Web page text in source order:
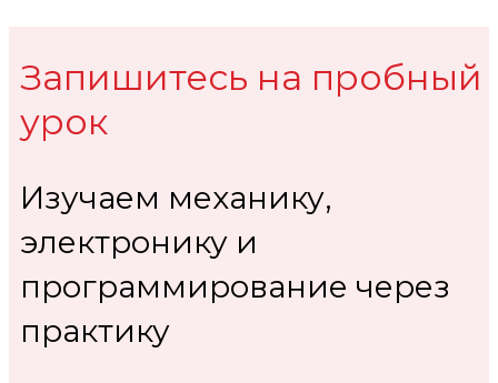
Запишитесь на пробный
урок
Изучаем механику,
электронику и
программирование через
практику